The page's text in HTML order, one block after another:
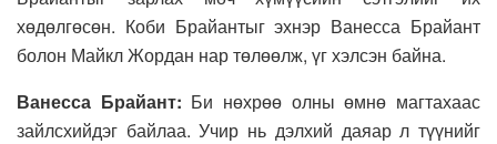
хөдөлгөсөн. Коби Брайантыг эхнэр Ванесса Брайант
болон Майкл Жордан нар төлөөлж, үг хэлсэн байна.
Ванесса Брайант: Би нөхрөө олны өмнө магтахаас
зайлсхийдэг байлаа. Учир нь дэлхий даяар л түүнийг